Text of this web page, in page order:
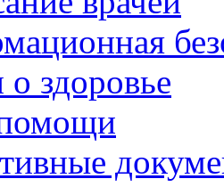
о здоровье